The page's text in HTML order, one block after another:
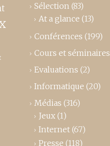
Sélection (83)
At a glance (13)
Conférences (199)
Cours et séminaires
Evaluations (2)
Informatique (20)
Médias (316)
Jeux (1)
Internet (67)
Presse (118)